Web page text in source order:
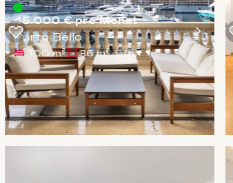
45.000 € pro Monat
Porto Bello
300 m² 36 m² 1/5